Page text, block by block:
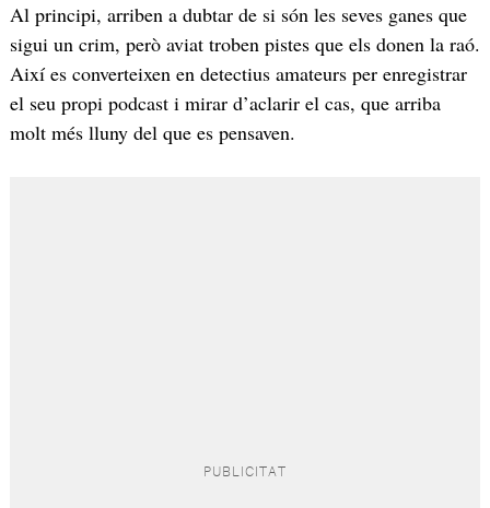
Al principi, arriben a dubtar de si són les seves ganes que
sigui un crim, però aviat troben pistes que els donen la raó.
Així es converteixen en detectius amateurs per enregistrar
el seu propi podcast i mirar d’aclarir el cas, que arriba
molt més lluny del que es pensaven.